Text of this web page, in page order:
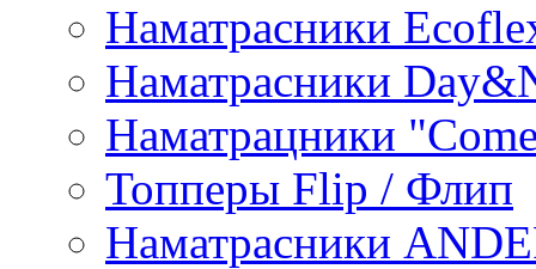
Наматрасники
Наматрасники
Наматрацники
Топперы Flip / Флип
Наматрасники